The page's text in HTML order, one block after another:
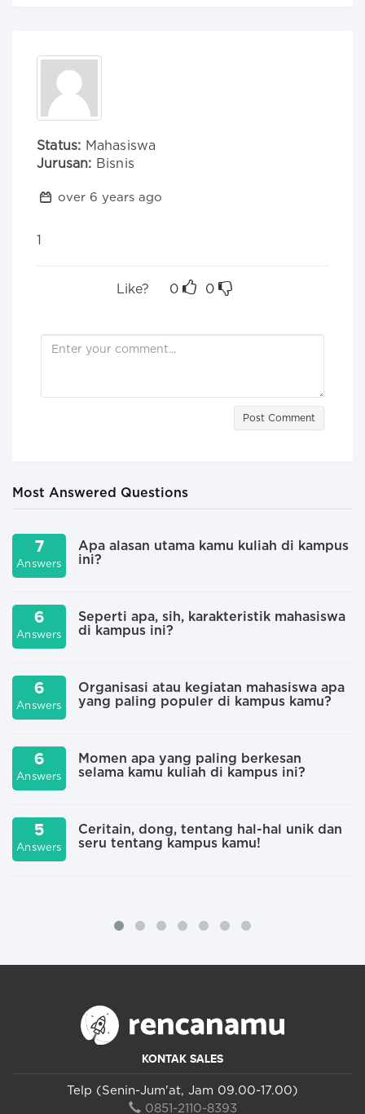
Status: Mahasiswa
Jurusan: Bisnis
over 6 years ago
1
Like? 0 0
Post Comment
Most Answered Questions
7
Answers
Apa alasan utama kamu kuliah di kampus
ini?
6
Answers
Seperti apa, sih, karakteristik mahasiswa
di kampus ini?
6
Answers
Organisasi atau kegiatan mahasiswa apa
yang paling populer di kampus kamu?
6
Answers
Momen apa yang paling berkesan
selama kamu kuliah di kampus ini?
5
Answers
Ceritain, dong, tentang hal-hal unik dan
seru tentang kampus kamu!
KONTAK SALES
Telp (Senin-Jum'at, Jam 09.00-17.00)
0851-2110-8393